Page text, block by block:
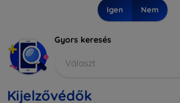
Igen Nem
Gyors keresés
Választ
Kijelzővédők